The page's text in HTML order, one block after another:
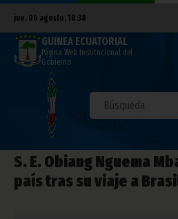
jue. 06 agosto, 18:38
GUINEA ECUATORIAL
Página Web Institucional del
Gobierno
S. E. Obiang Nguema
país tras su viaje a